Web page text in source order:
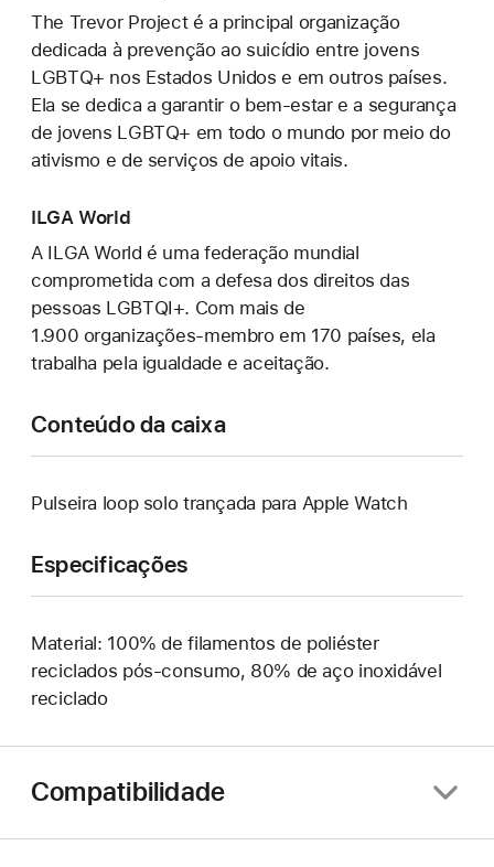
The Trevor Project é a principal organização
dedicada à prevenção ao suicídio entre jovens
LGBTQ+ nos Estados Unidos e em outros países.
Ela se dedica a garantir o bem-estar e a segurança
de jovens LGBTQ+ em todo o mundo por meio do
ativismo e de serviços de apoio vitais.
ILGA World
A ILGA World é uma federação mundial
comprometida com a defesa dos direitos das
pessoas LGBTQI+. Com mais de
1.900 organizações-membro em 170 países, ela
trabalha pela igualdade e aceitação.
Conteúdo da caixa
Pulseira loop solo trançada para Apple Watch
Especificações
Material: 100% de filamentos de poliéster
reciclados pós-consumo, 80% de aço inoxidável
reciclado
Compatibilidade